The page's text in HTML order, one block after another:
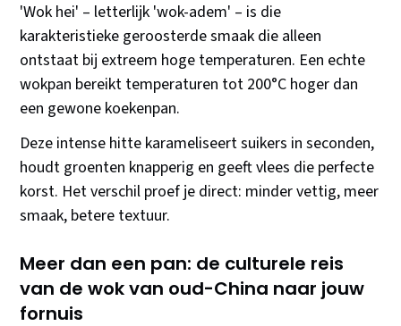
'Wok hei' – letterlijk 'wok-adem' – is die
karakteristieke geroosterde smaak die alleen
ontstaat bij extreem hoge temperaturen. Een echte
wokpan bereikt temperaturen tot 200°C hoger dan
een gewone koekenpan.
Deze intense hitte karameliseert suikers in seconden,
houdt groenten knapperig en geeft vlees die perfecte
korst. Het verschil proef je direct: minder vettig, meer
smaak, betere textuur.
Meer dan een pan: de culturele reis
van de wok van oud-China naar jouw
fornuis